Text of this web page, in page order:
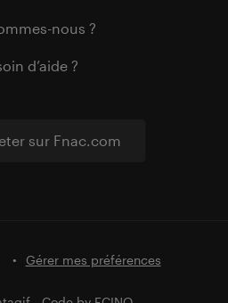
sur Fnac.com
nous ?
d’aide ?
Gérer mes préférences